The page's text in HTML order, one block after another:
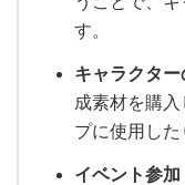
す。
キャラクター
成素材を購
プに使用した
イベント参加